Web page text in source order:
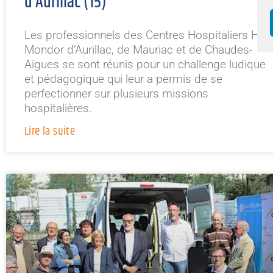
Les professionnels des Centres Hospitaliers
Mondor d’Aurillac, de Mauriac et de Chaudes-
Aigues se sont réunis pour un challenge ludique
et pédagogique qui leur a permis de se
perfectionner sur plusieurs missions
hospitalières.
Lire la suite